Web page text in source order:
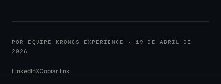
POR EQUIPE KRONOS EXPERIENCE · 19 DE ABRIL DE
2026
LinkedInXCopiar link